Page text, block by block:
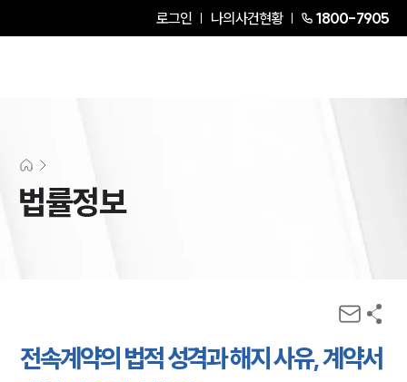
로그인 나의사건현황 1800-7905
법률정보
전속계약의 법적 성격과 해지 사유, 계약서